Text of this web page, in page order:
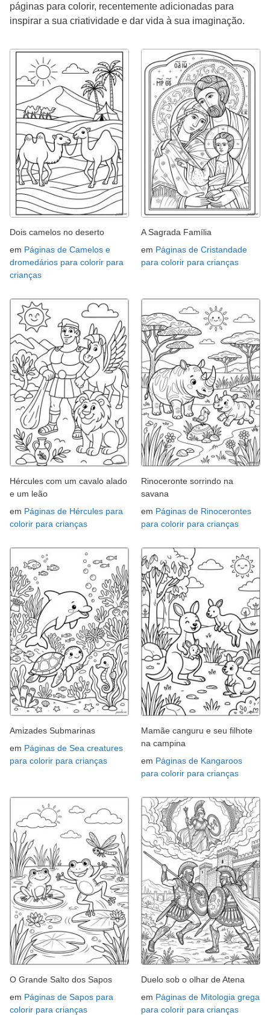
páginas para colorir, recentemente adicionadas para
inspirar a sua criatividade e dar vida à sua imaginação.
Dois camelos no deserto
em Páginas de Camelos e
dromedários para colorir para
crianças
A Sagrada Família
em Páginas de Cristandade
para colorir para crianças
Hércules com um cavalo alado
e um leão
em Páginas de Hércules para
colorir para crianças
Rinoceronte sorrindo na
savana
em Páginas de Rinocerontes
para colorir para crianças
Amizades Submarinas
em Páginas de Sea creatures
para colorir para crianças
Mamãe canguru e seu filhote
na campina
em Páginas de Kangaroos
para colorir para crianças
O Grande Salto dos Sapos
em Páginas de Sapos para
colorir para crianças
Duelo sob o olhar de Atena
em Páginas de Mitologia grega
para colorir para crianças